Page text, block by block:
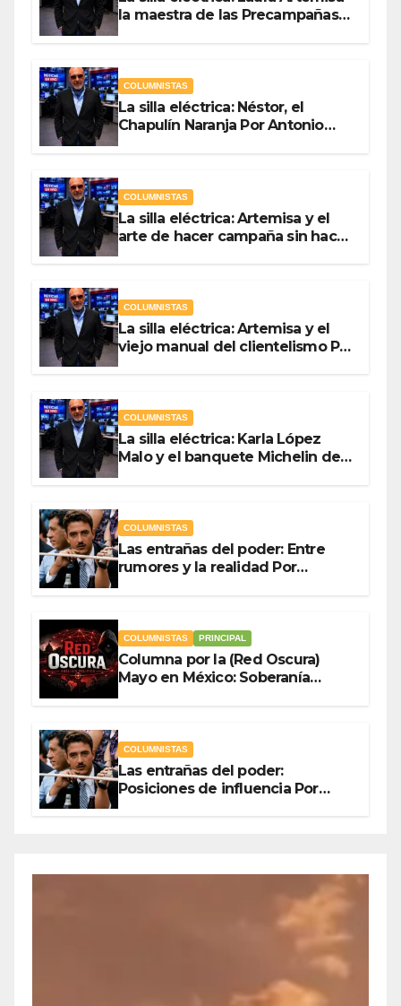
la maestra de las Precampañas
COLUMNISTAS
La silla eléctrica: Néstor, el
Chapulín Naranja Por Antonio
COLUMNISTAS
La silla eléctrica: Artemisa y el
arte de hacer campaña sin hacer
COLUMNISTAS
La silla eléctrica: Artemisa y el
viejo manual del clientelismo Por
COLUMNISTAS
La silla eléctrica: Karla López
Malo y el banquete Michelin del
COLUMNISTAS
Las entrañas del poder: Entre
rumores y la realidad Por
COLUMNISTAS PRINCIPAL
Columna por la (Red Oscura)
Mayo en México: Soberanía
COLUMNISTAS
Las entrañas del poder:
Posiciones de influencia Por